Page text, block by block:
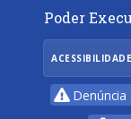
Poder
ACESSIBILIDADE